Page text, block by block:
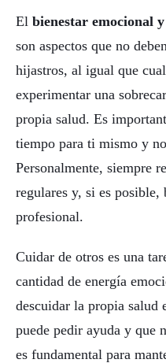
El bienestar emocional
son aspectos que no
hijastros, al igual que
experimentar una
propia salud. Es
tiempo para ti mismo y
Personalmente, siempre
regulares y, si es
profesional.
Cuidar de otros es una
cantidad de energía
descuidar la propia salud
puede pedir ayuda y que
es fundamental para